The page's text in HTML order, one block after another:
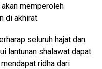
memperoleh
di akhirat.
seluruh hajat dan
lantunan shalawat dapat
ridha dari